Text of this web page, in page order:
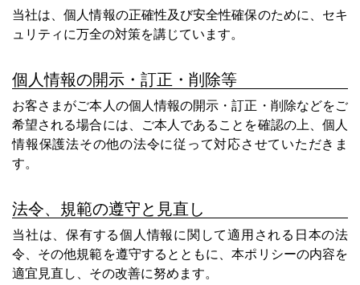
当社は、個人情報の正確性及び安全性確保のために、セキ
ュリティに万全の対策を講じています。
個人情報の開示・訂正・削除等
お客さまがご本人の個人情報の開示・訂正・削除などをご
希望される場合には、ご本人であることを確認の上、個人
情報保護法その他の法令に従って対応させていただきま
す。
法令、規範の遵守と見直し
当社は、保有する個人情報に関して適用される日本の法
令、その他規範を遵守するとともに、本ポリシーの内容を
適宜見直し、その改善に努めます。